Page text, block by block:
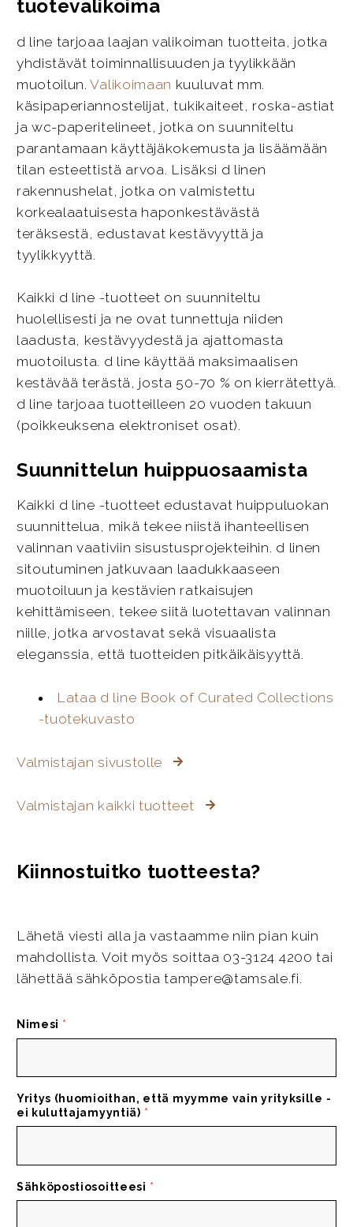
tuotevalikoima
d line tarjoaa laajan valikoiman tuotteita, jotka
yhdistävät toiminnallisuuden ja tyylikkään
muotoilun.Valikoimaan kuuluvat mm.
käsipaperiannostelijat, tukikaiteet, roska-astiat
ja wc-paperitelineet, jotka on suunniteltu
parantamaan käyttäjäkokemusta ja lisäämään
tilan esteettistä arvoa. Lisäksi d linen
rakennushelat, jotka on valmistettu
korkealaatuisesta haponkestävästä
teräksestä, edustavat kestävyyttä ja
tyylikkyyttä.
Kaikki d line -tuotteet on suunniteltu
huolellisesti ja ne ovat tunnettuja niiden
laadusta, kestävyydestä ja ajattomasta
muotoilusta. d line käyttää maksimaalisen
kestävää terästä, josta 50-70 % on kierrätettyä.
d line tarjoaa tuotteilleen 20 vuoden takuun
(poikkeuksena elektroniset osat).
Suunnittelun huippuosaamista
Kaikki d line -tuotteet edustavat huippuluokan
suunnittelua, mikä tekee niistä ihanteellisen
valinnan vaativiin sisustusprojekteihin. d linen
sitoutuminen jatkuvaan laadukkaaseen
muotoiluun ja kestävien ratkaisujen
kehittämiseen, tekee siitä luotettavan valinnan
niille, jotka arvostavat sekä visuaalista
eleganssia, että tuotteiden pitkäikäisyyttä.
Lataa d line Book of Curated Collections
-tuotekuvasto
Valmistajan sivustolle
Valmistajan kaikki tuotteet
Kiinnostuitko tuotteesta?
Lähetä viesti alla ja vastaamme niin pian kuin
mahdollista. Voit myös soittaa 03-3124 4200 tai
lähettää sähköpostia tampere@tamsale.fi.
Nimesi *
Yritys (huomioithan, että myymme vain yrityksille -
ei kuluttajamyyntiä) *
Sähköpostiosoitteesi *